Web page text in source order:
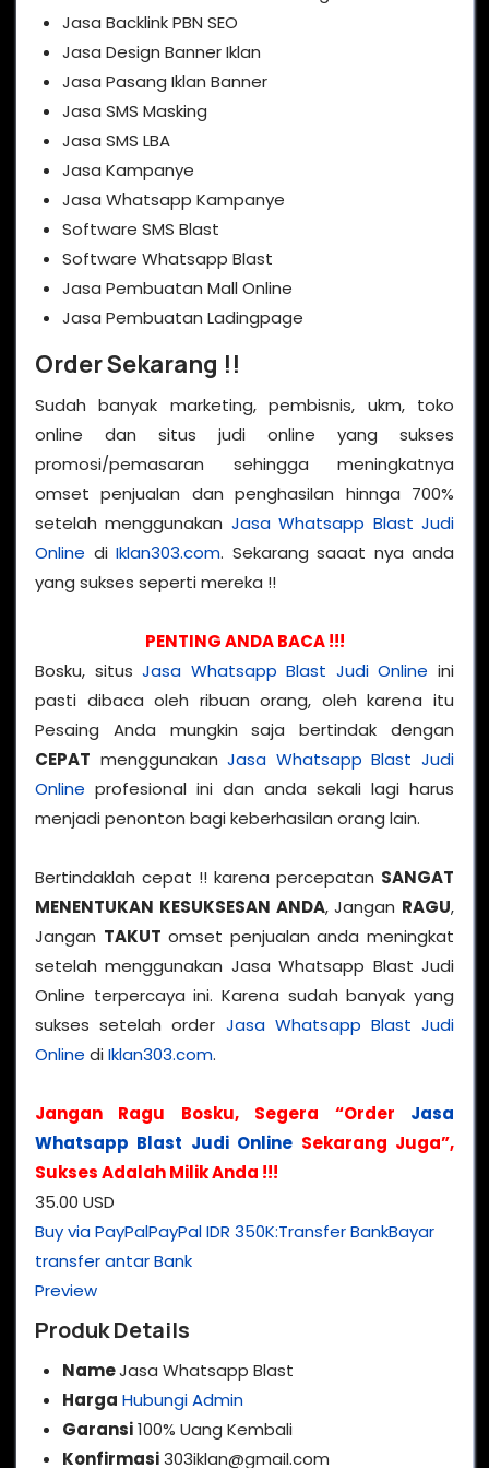
Jasa Backlink PBN SEO
Jasa Design Banner Iklan
Jasa Pasang Iklan Banner
Jasa SMS Masking
Jasa SMS LBA
Jasa Kampanye
Jasa Whatsapp Kampanye
Software SMS Blast
Software Whatsapp Blast
Jasa Pembuatan Mall Online
Jasa Pembuatan Ladingpage
Order Sekarang !!
Sudah banyak marketing, pembisnis, ukm, toko
online dan situs judi online yang sukses
promosi/pemasaran sehingga meningkatnya
omset penjualan dan penghasilan hinnga 700%
setelah menggunakan Jasa Whatsapp Blast Judi
Online di Iklan303.com. Sekarang saaat nya anda
yang sukses seperti mereka !!
PENTING ANDA BACA !!!
Bosku, situsJasa Whatsapp Blast Judi Online ini
pasti dibaca oleh ribuan orang, oleh karena itu
Pesaing Anda mungkin saja bertindak dengan
CEPAT menggunakanJasa Whatsapp Blast Judi
Online profesional ini dan anda sekali lagi harus
menjadi penonton bagi keberhasilan orang lain.
Bertindaklah cepat !! karena percepatan SANGAT
MENENTUKAN KESUKSESAN ANDA, Jangan RAGU,
Jangan TAKUT omset penjualan anda meningkat
setelah menggunakan Jasa Whatsapp Blast Judi
Online terpercaya ini. Karena sudah banyak yang
sukses setelah order Jasa Whatsapp Blast Judi
Online diIklan303.com.
Jangan Ragu Bosku, Segera “Order Jasa
Whatsapp Blast Judi Online Sekarang Juga”,
Sukses Adalah Milik Anda !!!
35.00 USD
Buy via PayPalPayPalIDR 350K:Transfer BankBayar
transfer antar Bank
Preview
Produk Details
NameJasa Whatsapp Blast
Harga Hubungi Admin
Garansi100% Uang Kembali
Konfirmasi303iklan@gmail.com